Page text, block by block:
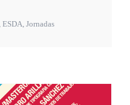
, ESDA, Jornadas